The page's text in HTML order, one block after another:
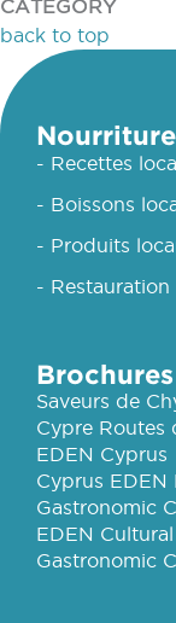
CATEGORY
back to top
- Recettes
- Boissons
- Produits
-
Saveurs de
Cypre Routes
EDEN Cyprus
Cyprus EDEN
Gastronomic
EDEN
Gastronomic